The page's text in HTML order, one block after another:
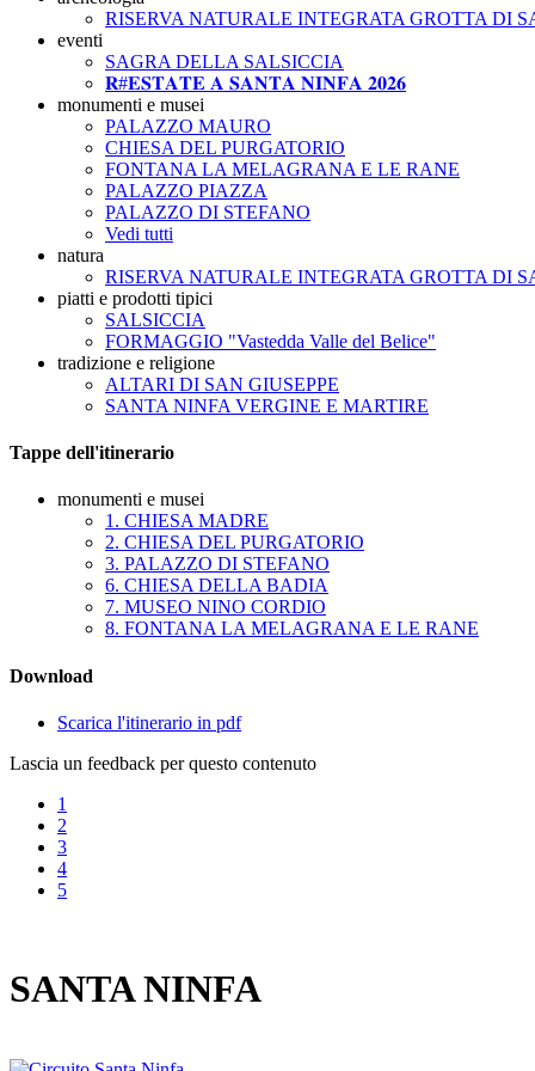
RISERVA NATURALE INTEGRATA GROTTA DI
eventi
SAGRA DELLA SALSICCIA
𝐑#𝐄𝐒𝐓𝐀𝐓𝐄 𝐀 𝐒𝐀𝐍𝐓𝐀 𝐍𝐈𝐍𝐅𝐀 𝟐𝟎𝟐𝟔
monumenti e musei
PALAZZO MAURO
CHIESA DEL PURGATORIO
FONTANA LA MELAGRANA E LE RANE
PALAZZO PIAZZA
PALAZZO DI STEFANO
Vedi tutti
natura
RISERVA NATURALE INTEGRATA GROTTA DI
piatti e prodotti tipici
SALSICCIA
FORMAGGIO "Vastedda Valle del Belice"
tradizione e religione
ALTARI DI SAN GIUSEPPE
SANTA NINFA VERGINE E MARTIRE
Tappe dell'itinerario
monumenti e musei
1. CHIESA MADRE
2. CHIESA DEL PURGATORIO
3. PALAZZO DI STEFANO
6. CHIESA DELLA BADIA
7. MUSEO NINO CORDIO
8. FONTANA LA MELAGRANA E LE RANE
Download
Scarica l'itinerario in pdf
Lascia un feedback per questo contenuto
1
2
3
4
5
SANTA NINFA